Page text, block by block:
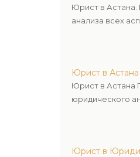
Юрист в
анализа всех
Юрист в
Юрист в Астана
юридического
Юрист в